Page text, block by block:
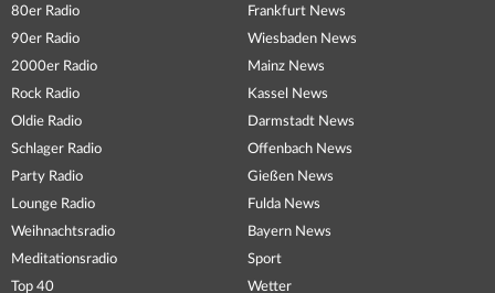
80er Radio
90er Radio
2000er Radio
Rock Radio
Oldie Radio
Schlager Radio
Party Radio
Lounge Radio
Weihnachtsradio
Meditationsradio
Top 40
Frankfurt News
Wiesbaden News
Mainz News
Kassel News
Darmstadt News
Offenbach News
Gießen News
Fulda News
Bayern News
Sport
Wetter